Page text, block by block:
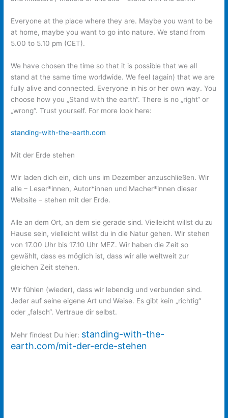
Everyone at the place where they are. Maybe you want to be
at home, maybe you want to go into nature. We stand from
5.00 to 5.10 pm (CET). ​
We have chosen the time so that it is possible that we all
stand at the same time worldwide. We feel (again) that we are
fully alive and connected. Everyone in his or her own way. You
choose how you „Stand with the earth“. There is no „right“ or
„wrong“. Trust yourself. For more look here:
​standing-with-the-earth.com
Mit der Erde stehen
Wir laden dich ein, dich uns im Dezember anzuschließen. Wir
alle – Leser*innen, Autor*innen und Macher*innen dieser
Website – stehen mit der Erde.
Alle an dem Ort, an dem sie gerade sind. Vielleicht willst du zu
Hause sein, vielleicht willst du in die Natur gehen. Wir stehen
von 17.00 Uhr bis 17.10 Uhr MEZ. Wir haben die Zeit so
gewählt, dass es möglich ist, dass wir alle weltweit zur
gleichen Zeit stehen.
Wir fühlen (wieder), dass wir lebendig und verbunden sind.
Jeder auf seine eigene Art und Weise. Es gibt kein „richtig“
oder „falsch“. Vertraue dir selbst.
Mehr findest Du hier: ​standing-with-the-
earth.com/mit-der-erde-stehen